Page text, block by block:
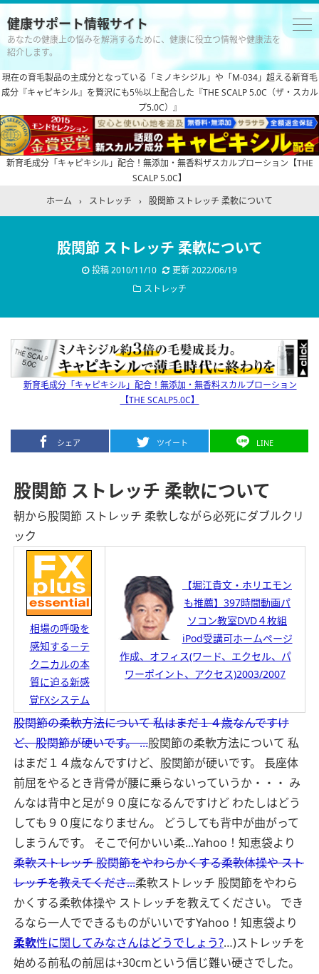
健康サポート情報サイト
あなたの健康上の悩みを解消するために、健康に役立つ情報や健康法を
紹介します。
現在の育毛製品の主成分となっている「ミノキシジル」や「M-034」超える新育毛
成分『キャピキシル』を贅沢にも5％以上配合した『THE SCALP 5.0C（ザ・スカル
プ5.0C）』
新育毛成分「キャピキシル」配合！無添加・無香料ザスカルプローション【THE
SCALP 5.0C】
ホーム
› ストレッチ › 股関節 ストレッチ 柔軟について
股関節 ストレッチ 柔軟について
投稿2010/11/10 更新2022/06/19
ストレッチ
新育毛成分「キャピキシル」配合！無添加・無香料スカルプローション
【THE SCALP5.0C】
シェア ツイート LINE
股関節 ストレッチ 柔軟について
朝から股関節 ストレッチ 柔軟しながら必死にダブルクリ
ック
相場の呼吸を
感知する－テ
クニカルの本
質に迫る新感
覚FXシステム
【堀江貴文・ホリエモン
も推薦】397時間動画パ
ソコン教室DVD４枚組
iPod受講可ホームページ
作成、オフィス(ワード、エクセル、パ
ワーポイント、アクセス)2003/2007
股関節の柔軟方法について 私はまだ１４歳なんですけ
ど、股関節が硬いです。 ...股関節の柔軟方法について 私
はまだ１４歳なんですけど、股関節が硬いです。 長座体
前屈をやるとき背骨が腰に乗らないっていうか・・・ み
んなは背中と足が９０度になるんですけど わたしはどう
しても９０度になりません。 どうしても背中が曲がって
しまうんです。 そこで何かいい柔...Yahoo！知恵袋より
柔軟ストレッチ 股関節をやわらかくする柔軟体操や スト
レッチを教えてくださ...柔軟ストレッチ 股関節をやわら
かくする柔軟体操や ストレッチを教えてください。 でき
るなら一人でできるものがいいですYahoo！知恵袋より
柔軟性に関してみなさんはどうでしょう?…)ストレッチを
始める前私の前屈は+30cmという信じ難い硬さでした。